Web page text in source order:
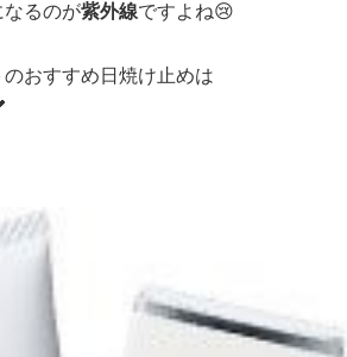
なるのが紫外線ですよね😢
おすすめ日焼け止めは